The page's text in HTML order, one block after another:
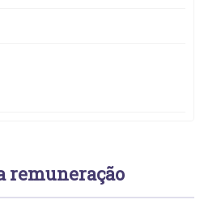
remuneração